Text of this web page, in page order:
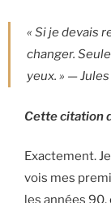
« Si je devais
changer.
yeux. » —
Cette citation
Exactement.
vois mes